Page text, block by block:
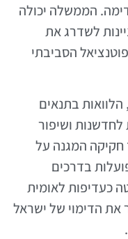
הממשלה יכולה
לשדרג את
הסביבתי
הלוואות בתנאים
ושיפור
חקיקה המגנה על
בדרכים
כעדיפות לאומית
את הדימוי של ישראל